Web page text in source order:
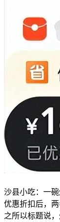
沙县小吃：一
优惠折扣后，
之所以标题说